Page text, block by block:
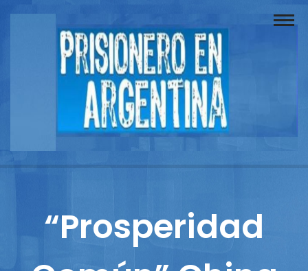
Buscador
Documentos
Reportajes
Columnistas
“Prosperidad